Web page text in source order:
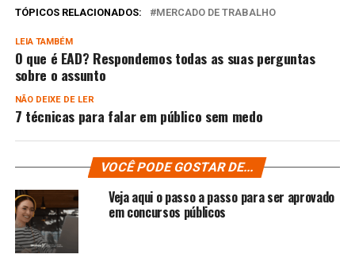
TÓPICOS RELACIONADOS: MERCADO DE TRABALHO
LEIA TAMBÉM
O que é EAD? Respondemos todas as suas perguntas
sobre o assunto
NÃO DEIXE DE LER
7 técnicas para falar em público sem medo
VOCÊ PODE GOSTAR DE...
Veja aqui o passo a passo para ser aprovado
em concursos públicos